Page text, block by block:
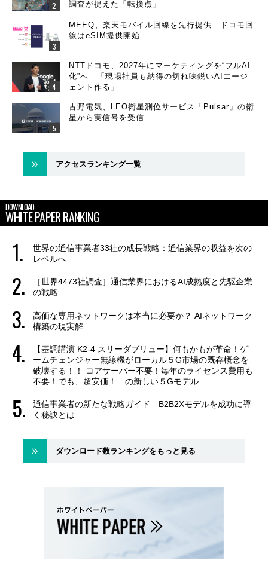
調査が捉えた「転換点」
MEEQ、楽天モバイル回線を先行提供 ドコモ回
線はeSIM提供開始
NTTドコモ、2027年にマーケティングを“フルAI
化”へ 「現場社員も納得の切れ味鋭いAIエージ
ェント作る」
古野電気、LEO衛星測位サービス「Pulsar」の衛
星から実信号を受信
アクセスランキング一覧
DOWNLOAD
WHITE PAPER RANKING
世界の通信事業者33社の成長戦略：通信業界の収益を次の
レベルへ
［世界4473社調査］通信業界におけるAI成熟度と先駆企業
の戦略
高価な専用ネットワークは本当に必要か？ AIネットワーク
構築の現実解
【基調講演 K2-4 スリーダブリュー】何もかもが革命！ゲ
ームチェンジャー無線機がローカル５G市場の既存概念を
破壊する！！ コアサーバー不要！毎年のライセンス費用も
不要！でも、超安価！ の新しい５Gモデル
通信事業者の新たな戦略ガイド B2B2Xモデルを成功に導
く秘訣とは
ダウンロード数ランキングをもっと見る